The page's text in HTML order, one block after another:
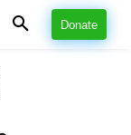
Donate